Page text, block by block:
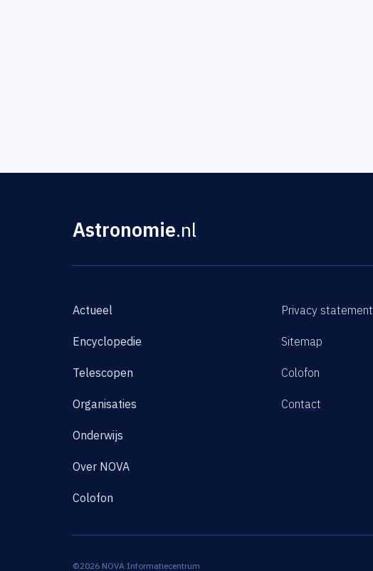
Astronomie.nl
Actueel
Encyclopedie
Telescopen
Organisaties
Onderwijs
Over NOVA
Colofon
Privacy statement
Sitemap
Colofon
Contact
©2026 NOVA Informatiecentrum